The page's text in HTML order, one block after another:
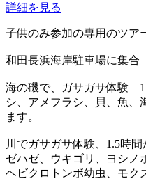
詳細を見る
子供のみ参加の専用のツア
和田長浜海岸駐車場に集合
海の磯で、ガサガサ体験
シ、アメフラシ、貝、魚、
ます。
川でガサガサ体験、1.5時
ゼハゼ、ウキゴリ、ヨシノ
ヘビクロトンボ幼虫、モク